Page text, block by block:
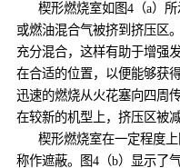
楔形燃烧室如图4（a）所
或燃油混合气被挤到挤压区
充分混合，这样有助于增强
在合适的位置，以便能够获
迅速的燃烧从火花塞向四周
在较新的机型上，挤压区被
楔形燃烧室在一定程度上
称作遮蔽。图4（b）显示了